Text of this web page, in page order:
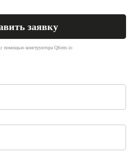
с помощью конструктора Qform.io